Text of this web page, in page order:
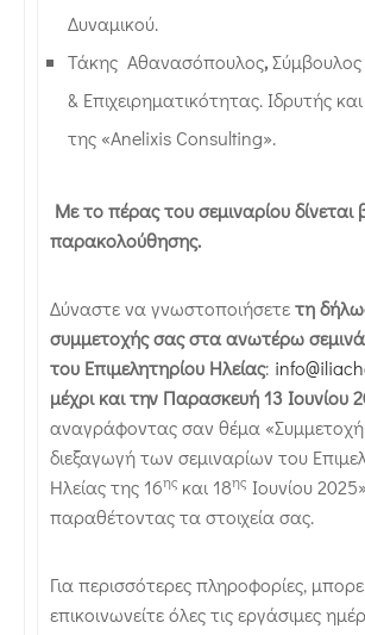
Δυναμικού.
Τάκης Αθανασόπουλος,Σύμβουλος
& Επιχειρηματικότητας. Ιδρυτής
της «Anelixis Consulting».
Με το πέρας του σεμιναρίου δίνεται
παρακολούθησης.
Δύναστε να γνωστοποιήσετετη
συμμετοχής σας στα ανωτέρω
του Επιμελητηρίου Ηλείας:
μέχρι και την Παρασκευή 13 Ιουνίου
αναγράφοντας σαν θέμα
διεξαγωγή των σεμιναρίων του
Ηλείας της 16ης και 18ης Ιουνίου
παραθέτοντας τα στοιχεία σας.
Για περισσότερες πληροφορίες,
επικοινωνείτε όλες τις εργάσιμες